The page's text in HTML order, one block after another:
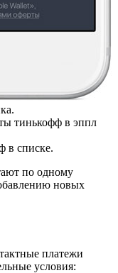
в списке.
по одному
новых
платежи
условия: